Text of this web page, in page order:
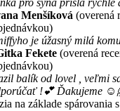
pro syna přišla
Menšíková (overená
je úžasný milá
Fekete (overená
balík od lovel , veľmi
!💕 Ďakujeme
na základe spárovania